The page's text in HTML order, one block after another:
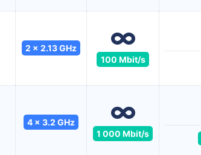
2 x 2.13 GHz
100 Mbit/s
4 x 3.2 GHz
1 000 Mbit/s